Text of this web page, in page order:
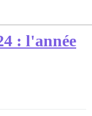
: l'année